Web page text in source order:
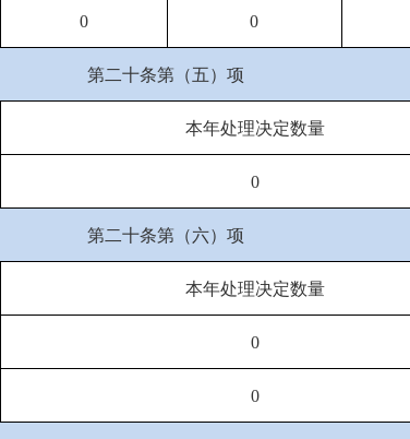
0 0
第二十条第（五）项
本年处理决定数量
0
第二十条第（六）项
本年处理决定数量
0
0